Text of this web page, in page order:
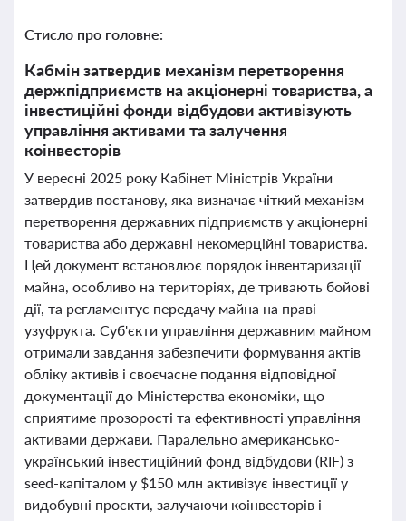
Стисло про головне:
Кабмін затвердив механізм перетворення
держпідприємств на акціонерні товариства, а
інвестиційні фонди відбудови активізують
управління активами та залучення
коінвесторів
У вересні 2025 року Кабінет Міністрів України
затвердив постанову, яка визначає чіткий механізм
перетворення державних підприємств у акціонерні
товариства або державні некомерційні товариства.
Цей документ встановлює порядок інвентаризації
майна, особливо на територіях, де тривають бойові
дії, та регламентує передачу майна на праві
узуфрукта. Суб'єкти управління державним майном
отримали завдання забезпечити формування актів
обліку активів і своєчасне подання відповідної
документації до Міністерства економіки, що
сприятиме прозорості та ефективності управління
активами держави. Паралельно американсько-
український інвестиційний фонд відбудови (RIF) з
seed-капіталом у $150 млн активізує інвестиції у
видобувні проєкти, залучаючи коінвесторів і